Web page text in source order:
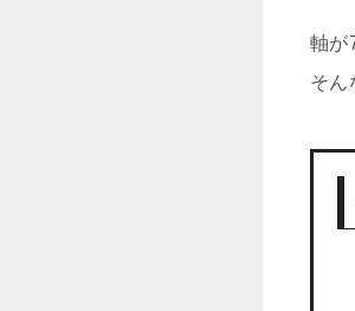
軸が
そん